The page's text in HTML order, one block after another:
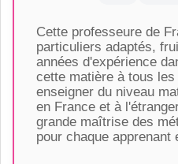
Cette professeure de
particuliers adaptés,
années d'expérience
cette matière à tous
enseigner du niveau
en France et à
grande maîtrise des
pour chaque apprenant